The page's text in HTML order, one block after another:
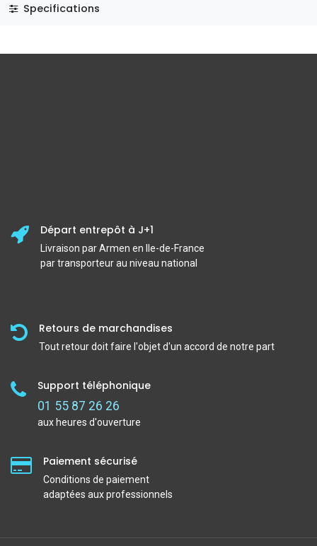
Specifications
Départ entrepôt à J+1
Livraison par Armen en Ile-de-France
par transporteur au niveau national
Retours de marchandises
Tout retour doit faire l'objet d'un accord de notre part
Support téléphonique
01 55 87 26 26
aux heures d'ouverture
Paiement sécurisé
Conditions de paiement
adaptées aux professionnels